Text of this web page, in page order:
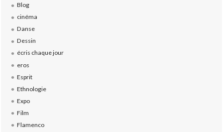
Blog
cinéma
Danse
Dessin
écris chaque jour
eros
Esprit
Ethnologie
Expo
Film
Flamenco